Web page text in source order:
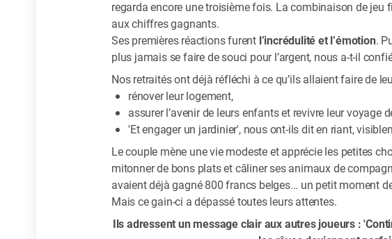
regarda encore une troisième fois. La combinaison de
aux chiffres gagnants.
Ses premières réactions furent l’incrédulité et l’émotion.
plus jamais se faire de souci pour l’argent, nous a-t-il
Nos retraités ont déjà réfléchi à ce qu’ils allaient faire de
rénover leur logement,
assurer l’avenir de leurs enfants et revivre leur voyage
'Et engager un jardinier', nous ont-ils dit en riant,
Le couple mène une vie modeste et apprécie les petites
mitonner de bons plats et câliner ses animaux de
avaient déjà gagné 800 francs belges... un petit moment
Mais ce gain-ci a dépassé toutes leurs attentes.
Ils adressent un message clair aux autres joueurs :